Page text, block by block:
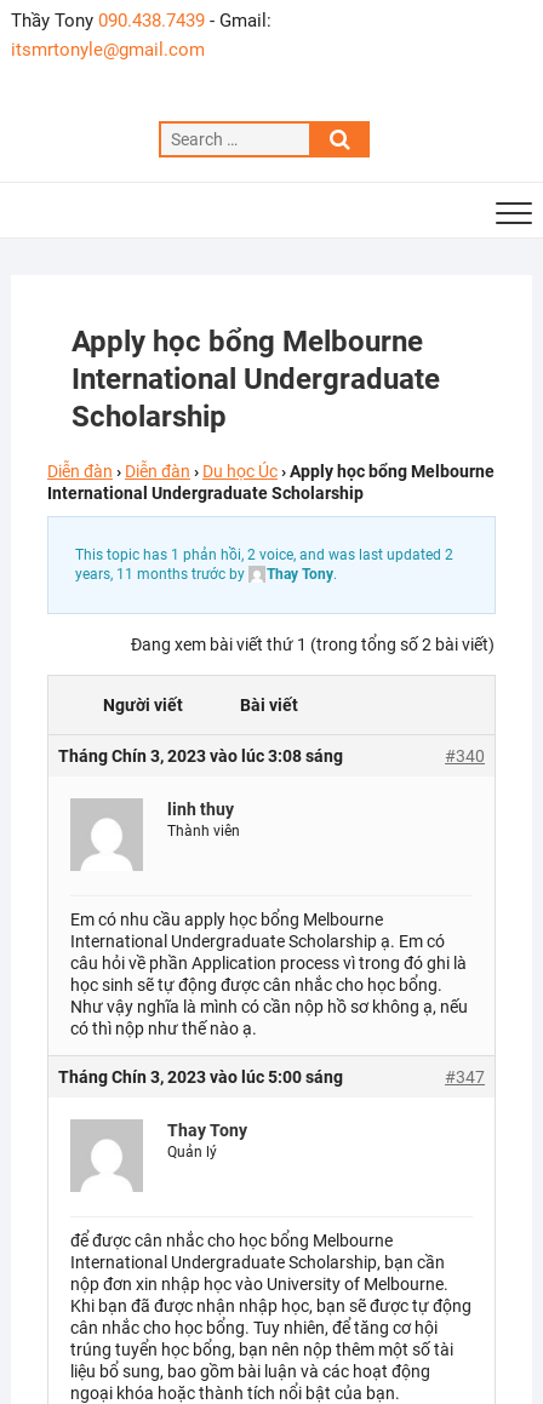
Skip
to
Thầy Tony 090.438.7439- Gmail:
itsmrtonyle@gmail.com
Search
…
Apply học bổng Melbourne
International Undergraduate
Scholarship
Diễn đàn › Diễn đàn › Du học Úc›Apply học bổng Melbourne
International Undergraduate Scholarship
This topic has 1 phản hồi, 2 voice, and was last updated 2
years, 11 months trướcby Thay Tony.
Đang xem bài viết thứ 1 (trong tổng số 2 bài viết)
Người viết Bài viết
Tháng Chín 3, 2023 vào lúc 3:08 sáng #340
linh thuy
Thành viên
Em có nhu cầu apply học bổng Melbourne
International Undergraduate Scholarship ạ. Em có
câu hỏi về phần Application process vì trong đó ghi là
học sinh sẽ tự động được cân nhắc cho học bổng.
Như vậy nghĩa là mình có cần nộp hồ sơ không ạ, nếu
có thì nộp như thế nào ạ.
Tháng Chín 3, 2023 vào lúc 5:00 sáng #347
Thay Tony
Quản lý
để được cân nhắc cho học bổng Melbourne
International Undergraduate Scholarship, bạn cần
nộp đơn xin nhập học vào University of Melbourne.
Khi bạn đã được nhận nhập học, bạn sẽ được tự động
cân nhắc cho học bổng. Tuy nhiên, để tăng cơ hội
trúng tuyển học bổng, bạn nên nộp thêm một số tài
liệu bổ sung, bao gồm bài luận và các hoạt động
ngoại khóa hoặc thành tích nổi bật của bạn.